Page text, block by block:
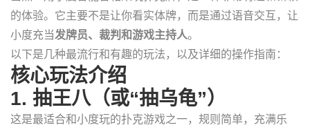
的体验。它主要不是让你看实体牌，而是通过语音交互，让
小度充当发牌员、裁判和游戏主持人。
以下是几种最流行和有趣的玩法，以及详细的操作指南：
核心玩法介绍
1. 抽王八（或“抽乌龟”）
这是最适合和小度玩的扑克游戏之一，规则简单，充满乐